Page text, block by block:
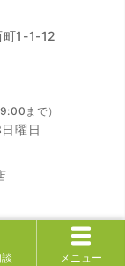
メニュー
1-1-12
まで）
曜日
号